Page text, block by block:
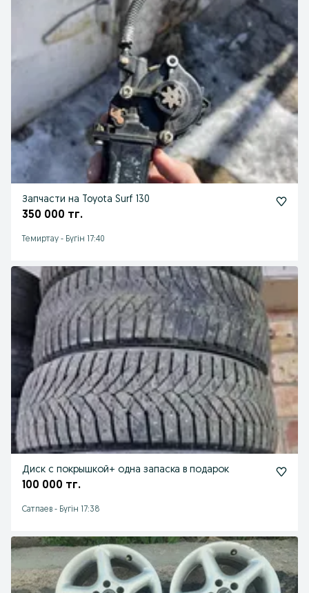
Запчасти на Toyota Surf 130
350 000 тг.
Темиртау - Бүгін 17:40
Диск с покрышкой+ одна запаска в подарок
100 000 тг.
Сатпаев - Бүгін 17:38